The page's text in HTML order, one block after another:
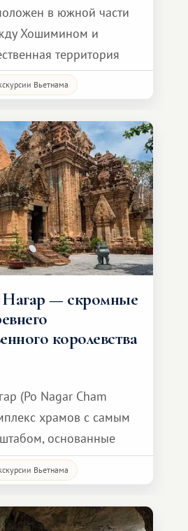
в южной части
Хошимином и
территория
парка Каттьен
000 гектаров. Это один
и крупнейших
парков Вьетнама с
леса и
про
Вьетнама
— скромные
королевства
(Po Nagar Cham
храмов с самым
основанные
н. э. становятся
руин
управлял южным и
Вьетнама